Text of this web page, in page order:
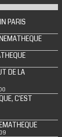
PARIS
DE LA
C'EST